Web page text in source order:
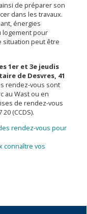
ainsi de préparer son
dans les travaux.
énergies
logement pour
situation peut être
1er et 3e jeudis
de Desvres, 41
rendez-vous sont
au Wast ou en
de rendez-vous
(CCDS).
rendez-vous pour
connaître vos